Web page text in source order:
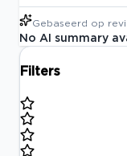
Gebaseerd op
No AI summary
Filters